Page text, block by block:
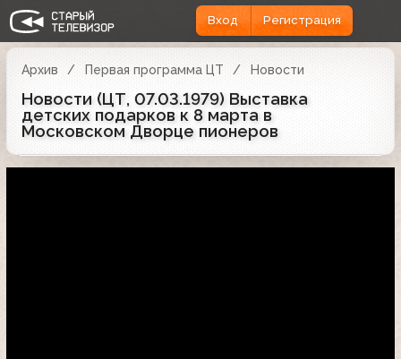
Вход Регистрация
Архив Первая программа ЦТ Новости
Новости (ЦТ, 07.03.1979) Выставка
детских подарков к 8 марта в
Московском Дворце пионеров